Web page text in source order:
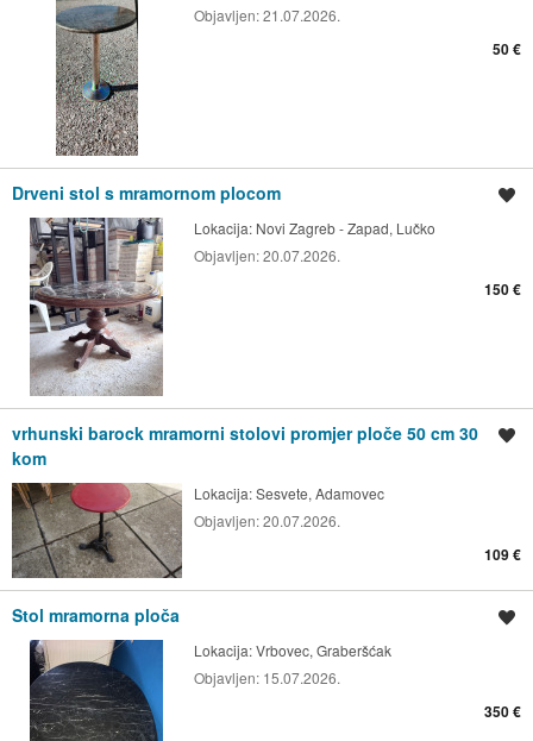
Objavljen:21.07.2026.
50 €
Drveni stol s mramornom plocom
Lokacija: Novi Zagreb - Zapad, Lučko
Objavljen:20.07.2026.
150 €
vrhunski barock mramorni stolovi promjer ploče 50 cm 30
kom
Lokacija:Sesvete, Adamovec
Objavljen:20.07.2026.
109 €
Stol mramorna ploča
Lokacija:Vrbovec, Graberšćak
Objavljen: 15.07.2026.
350 €